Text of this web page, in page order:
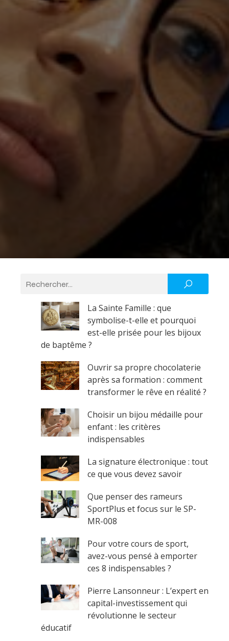
La Sainte Famille : que
symbolise-t-elle et pourquoi
est-elle prisée pour les bijoux
de baptême ?
Ouvrir sa propre chocolaterie
après sa formation : comment
transformer le rêve en réalité ?
Choisir un bijou médaille pour
enfant : les critères
indispensables
La signature électronique : tout
ce que vous devez savoir
Que penser des rameurs
SportPlus et focus sur le SP-
MR-008
Pour votre cours de sport,
avez-vous pensé à emporter
ces 8 indispensables ?
Pierre Lansonneur : L’expert en
capital-investissement qui
révolutionne le secteur
éducatif